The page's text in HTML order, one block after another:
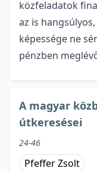
közfeladatok
az is
képessége ne
pénzben
A magyar
útkeresései
24-46
Pfeffer Zsolt